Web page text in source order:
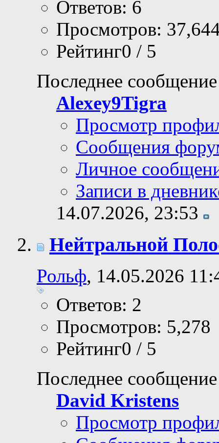
Ответов: 6
Просмотров:
Рейтинг0 / 5
Последнее
Alexey9Tigra
Просмотр
Сообщения
Личное
Записи в
14.07.2026, 23:53
Нейтральной
Рольф, 14.05.2026
Ответов: 2
Просмотров: 5,278
Рейтинг0 / 5
Последнее
David Kristens
Просмотр